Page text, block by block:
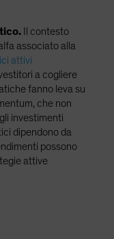
Il contesto
associato alla
attivi
a cogliere
fanno leva su
che non
investimenti
dipendono da
possono
attive